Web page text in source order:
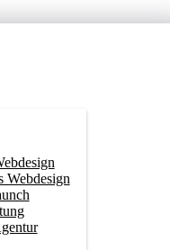
Webdesign